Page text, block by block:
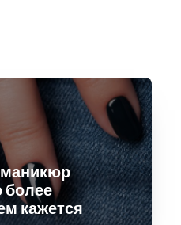
более
кажется